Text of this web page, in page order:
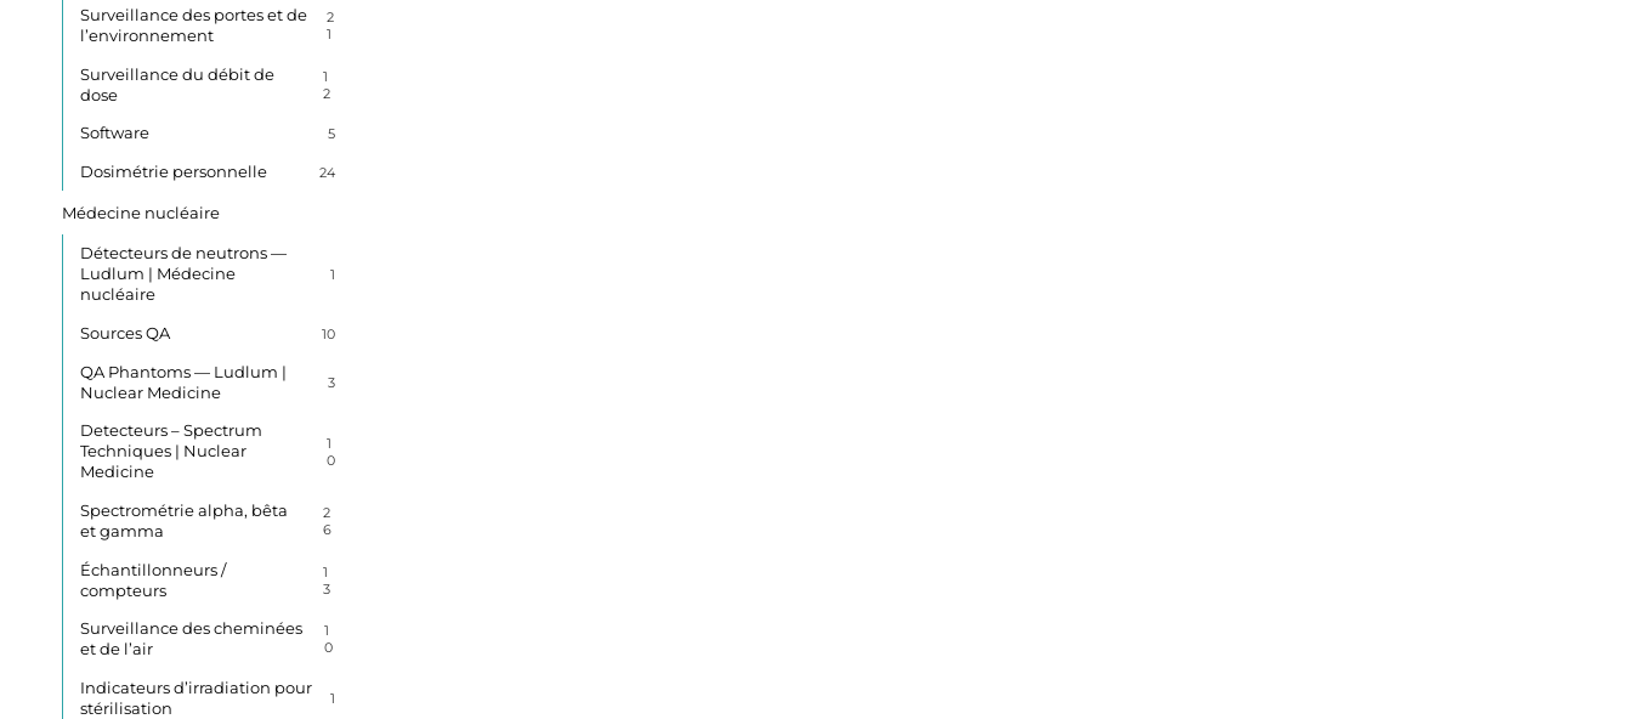
Surveillance des portes et de
l’environnement
2
1
Surveillance du débit de
dose
1
2
Software 5
Dosimétrie personnelle 24
Médecine nucléaire
Détecteurs de neutrons —
Ludlum | Médecine
nucléaire
1
Sources QA 10
QA Phantoms — Ludlum |
Nuclear Medicine
3
Detecteurs – Spectrum
Techniques | Nuclear
Medicine
1
0
Spectrométrie alpha, bêta
et gamma
2
6
Échantillonneurs /
compteurs
1
3
Surveillance des cheminées
et de l’air
1
0
Indicateurs d’irradiation pour
stérilisation
1